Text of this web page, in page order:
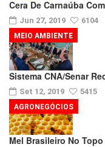
Cera De Carnaúba
Jun 27, 2019 6104
Sistema CNA/Senar
Set 12, 2019 5415
MEIO AMBIENTE
Mel Brasileiro No Topo
AGRONEGÓCIOS